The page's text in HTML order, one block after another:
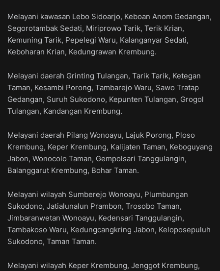
Melayani kawasan Lebo Sidoarjo, Keboan Anom Gedangan,
Segorotambak Sedati, Miriprowo Tarik, Terik Krian,
Kemuning Tarik, Pepelegi Waru, Kalanganyar Sedati,
Keboharan Krian, Kedungrawan Krembung.
Melayani daerah Grinting Tulangan, Tarik Tarik, Ketegan
Taman, Kesambi Porong, Tambarejo Waru, Sawo Tratap
Gedangan, Suruh Sukodono, Kepunten Tulangan, Grogol
Tulangan, Kandangan Krembung.
Melayani daerah Pilang Wonoayu, Lajuk Porong, Ploso
Krembung, Keper Krembung, Kalijaten Taman, Keboguyang
Jabon, Wonocolo Taman, Gempolsari Tanggulangin,
Balanggarut Krembung, Bohar Taman.
Melayani wilayah Sumberejo Wonoayu, Plumbungan
Sukodono, Jatialunalun Prambon, Trosobo Taman,
Jimbaranwetan Wonoayu, Kedensari Tanggulangin,
Tambakoso Waru, Kedungcangkring Jabon, Keloposepuluh
Sukodono, Taman Taman.
Melayani wilayah Keper Krembung, Jenggot Krembung,